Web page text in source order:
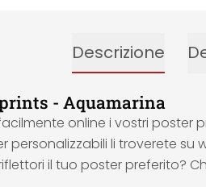
Descrizione
- Aquamarina
online i vostri
personalizzabili li troverete
il tuo poster preferito?